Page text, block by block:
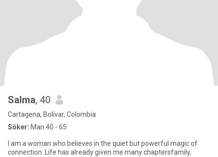
Salma, 40
Cartagena, Bolívar, Colombia
Söker: Man 40 - 65
I am a woman who believes in the quiet but powerful magic of
connection. Life has already given me many chaptersfamily,